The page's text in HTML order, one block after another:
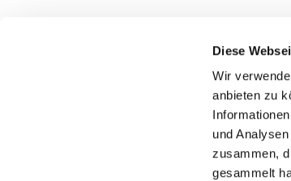
Diese
Wir
anbieten zu
und
zusammen,
gesammelt
+49 2324 25488